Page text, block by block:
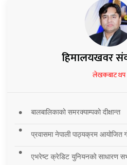
हिमालयखवर
लेखकबाट थप
बालबालिकाको समरक्याम्पको दीक्षान्त
प्रवासमा नेपाली पाठ्यक्रम आयोजित
एभरेष्ट क्रेडिट युनियनको साधारण